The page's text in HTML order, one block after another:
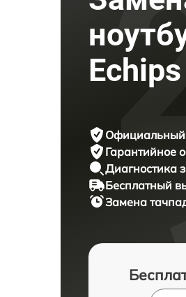
Официальный
Гарантийное
Диагностика
Бесплатный
Замена